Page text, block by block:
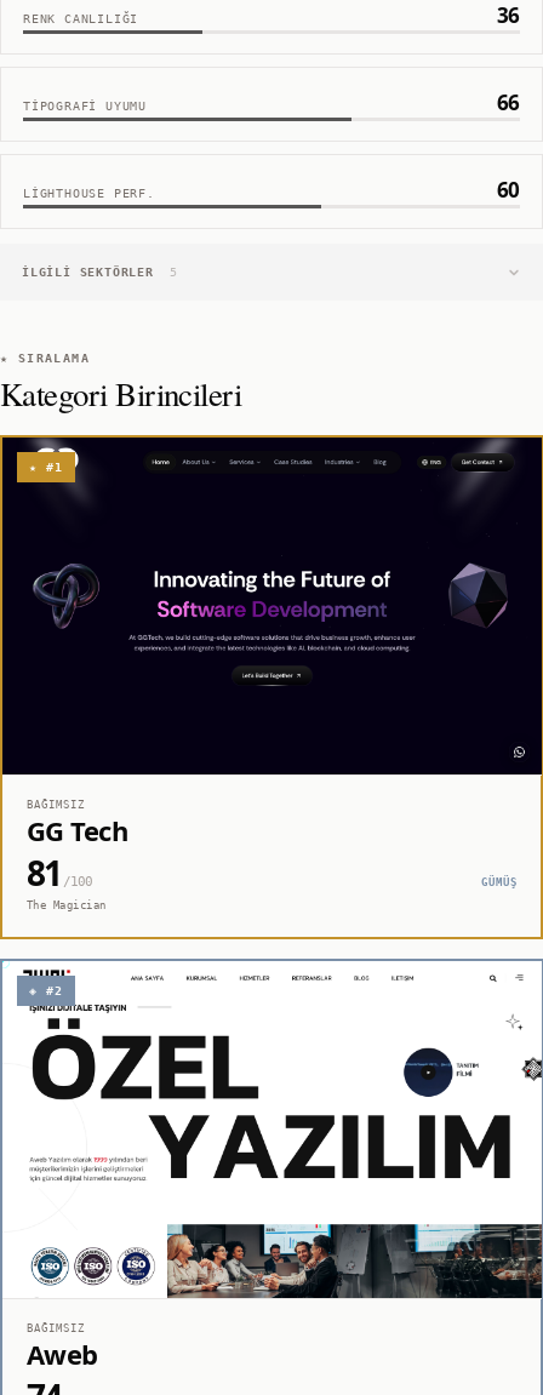
RENK CANLILIĞI 36
TIPOGRAFI UYUMU 66
LIGHTHOUSE PERF. 60
İLGILI SEKTÖRLER 5
★ SIRALAMA
Kategori Birincileri
★ #1
BAĞIMSIZ
GG Tech
81 /100
GÜMÜŞ
The Magician
◈ #2
BAĞIMSIZ
Aweb